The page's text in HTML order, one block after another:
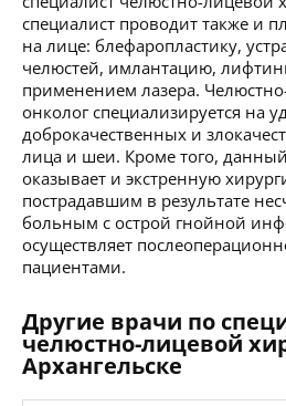
специалист проводит также и
на лице: блефаропластику,
челюстей, имлантацию,
применением лазера.
онколог специализируется на
доброкачественных и
лица и шеи. Кроме того,
оказывает и экстренную
пострадавшим в результате
больным с острой гнойной
осуществляет
пациентами.
Другие врачи по
челюстно-лицевой
Архангельске